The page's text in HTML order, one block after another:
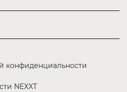
конфиденциальности
NEXXT